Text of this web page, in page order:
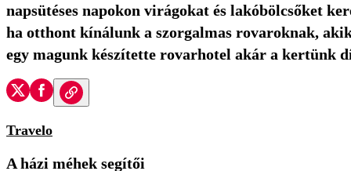
napsütéses napokon virágokat és lakóbölcsőket
ha otthont kínálunk a szorgalmas rovaroknak,
egy magunk készítette rovarhotel akár a kertünk
Travelo
A házi méhek segítői